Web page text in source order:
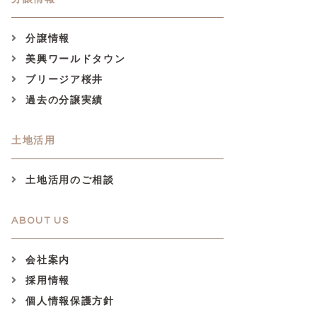
分譲情報
美興ワールドタウン
ブリージア桜井
過去の分譲実績
土地活用
土地活用のご相談
ABOUT US
会社案内
採用情報
個人情報保護方針